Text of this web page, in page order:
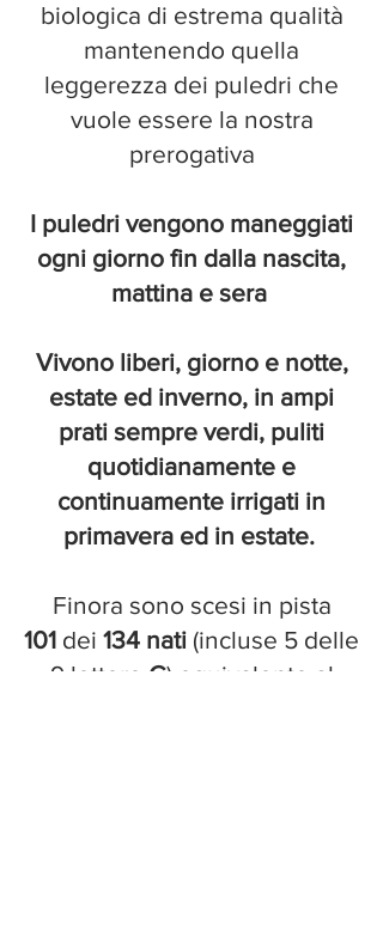
biologica di estrema qualità
mantenendo quella
leggerezza dei puledri che
vuole essere la nostra
prerogativa
I puledri vengono maneggiati
ogni giorno fin dalla nascita,
mattina e sera
Vivono liberi, giorno e notte,
estate ed inverno, in ampi
prati sempre verdi, puliti
quotidianamente e
continuamente irrigati in
primavera ed in estate.
Finora sono scesi in pista
101 dei 134 nati (incluse 5 delle
9 lettere G) equivalente al